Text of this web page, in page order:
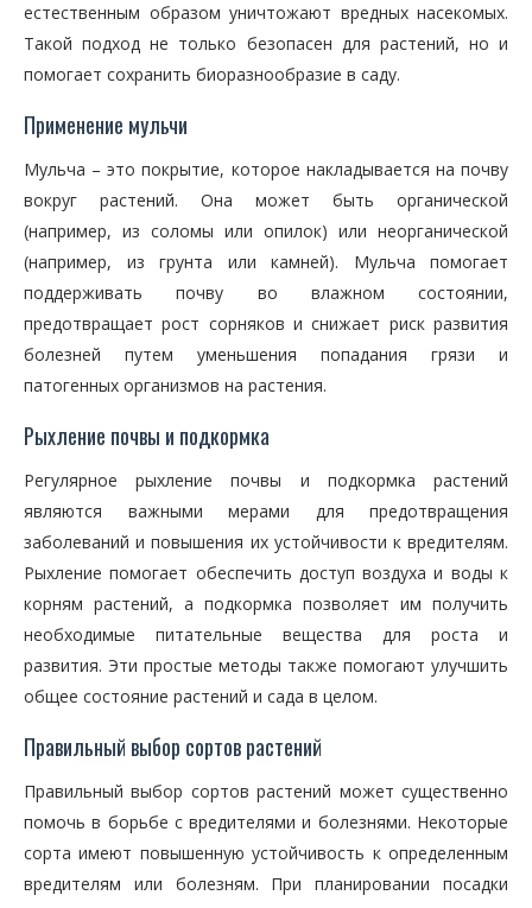
естественным образом уничтожают вредных насекомых.
Такой подход не только безопасен для растений, но и
помогает сохранить биоразнообразие в саду.
Применение мульчи
Мульча – это покрытие, которое накладывается на почву
вокруг растений. Она может быть органической
(например, из соломы или опилок) или неорганической
(например, из грунта или камней). Мульча помогает
поддерживать почву во влажном состоянии,
предотвращает рост сорняков и снижает риск развития
болезней путем уменьшения попадания грязи и
патогенных организмов на растения.
Рыхление почвы и подкормка
Регулярное рыхление почвы и подкормка растений
являются важными мерами для предотвращения
заболеваний и повышения их устойчивости к вредителям.
Рыхление помогает обеспечить доступ воздуха и воды к
корням растений, а подкормка позволяет им получить
необходимые питательные вещества для роста и
развития. Эти простые методы также помогают улучшить
общее состояние растений и сада в целом.
Правильный выбор сортов растений
Правильный выбор сортов растений может существенно
помочь в борьбе с вредителями и болезнями. Некоторые
сорта имеют повышенную устойчивость к определенным
вредителям или болезням. При планировании посадки